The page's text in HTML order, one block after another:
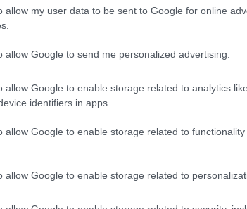
allow my user data to be sent to Google for online
allow Google to send me personalized advertising.
allow Google to enable storage related to analytics
identifiers in apps.
allow Google to enable storage related to
allow Google to enable storage related to
35 % des dépenses éligibles.